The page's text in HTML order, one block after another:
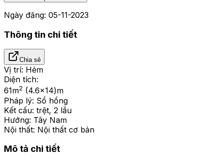
Ngày đăng: 05-11-2023
Thông tin chi tiết
Chia sẻ
Vị trí: Hẻm
Diện tích:
61m2 (4.6x14)m
Pháp lý: Sổ hồng
Kết cấu: trệt, 2 lầu
Hướng: Tây Nam
Nội thất: Nội thất cơ bản
Mô tả chi tiết